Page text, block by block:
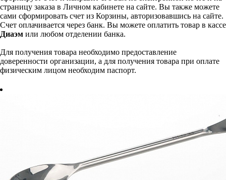
страницу заказа в Личном кабинете на сайте. Вы также можете
сами сформировать счет из Корзины, авторизовавшись на сайте.
Счет оплачивается через банк. Вы можете оплатить товар в кассе
Диаэм или любом отделении банка.
Для получения товара необходимо предоставление
доверенности организации, а для получения товара при оплате
физическим лицом необходим паспорт.